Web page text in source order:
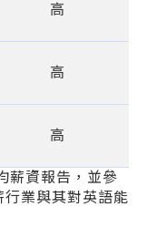
高
高
高
薪資報告，並參
業與其對英語能